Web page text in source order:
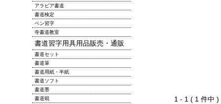
1 - 1 ( 1 件
アラビア書道
書道検定
ペン習字
寺書道教室
書道習字用具用品販売・通販
書道セット
書道筆
書道用紙・半紙
書道ソフト
書道墨
書道硯